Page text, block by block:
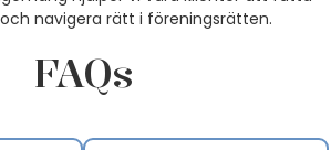
navigera rätt i föreningsrätten.
FAQs